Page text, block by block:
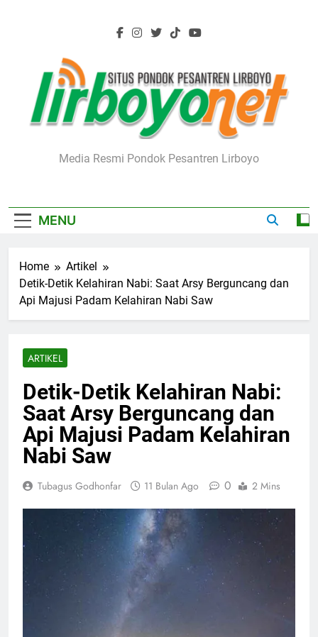
Lirboyo.net
Media Resmi Pondok Pesantren Lirboyo
MENU
Home
Artikel
Detik-Detik Kelahiran Nabi: Saat Arsy Berguncang dan
Api Majusi Padam Kelahiran Nabi Saw
ARTIKEL
Detik-Detik Kelahiran Nabi:
Saat Arsy Berguncang dan
Api Majusi Padam Kelahiran
Nabi Saw
Tubagus Godhonfar 11 Bulan Ago 0 2 Mins